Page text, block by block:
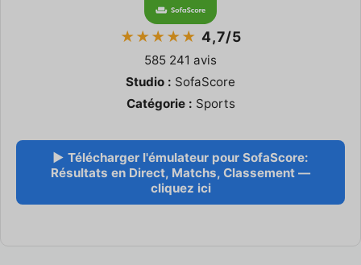
★★★★★ 4,7/5
585 241 avis
Studio : SofaScore
Catégorie : Sports
▶ Télécharger l'émulateur pour SofaScore:
Résultats en Direct, Matchs, Classement —
cliquez ici